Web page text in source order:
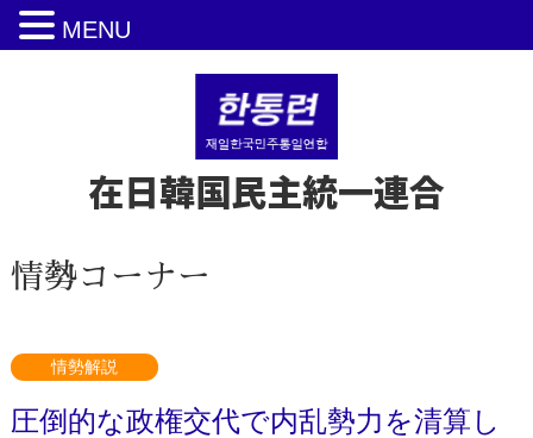
在日韓国民主統一連合
情勢コーナー
情勢解説
圧倒的な政権交代で内乱勢力を清算し
MENU